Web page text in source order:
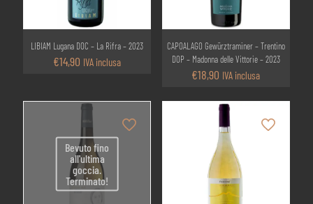
LIBIAM Lugana DOC – La Rifra – 2023
€14,90 IVA inclusa
CAPOALAGO Gewürztraminer – Trentino
DOP – Madonna delle Vittorie – 2023
€18,90 IVA inclusa
Bevuto fino
all'ultima
goccia.
Terminato!